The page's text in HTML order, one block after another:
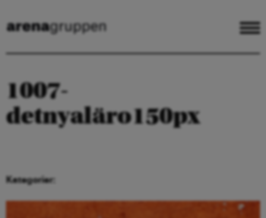
1007-
detnyaläro150px
Kategorier: